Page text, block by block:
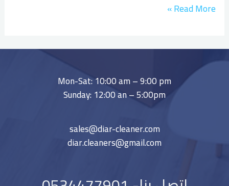
Read More »
Mon-Sat: 10:00 am – 9:00 pm
Sunday: 12:00 an – 5:00pm
sales@diar-cleaner.com
diar.cleaners@gmail.com